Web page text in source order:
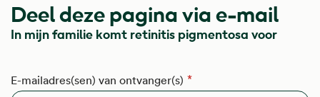
Deel deze pagina via e-mail
In mijn familie komt retinitis pigmentosa voor
E-mailadres(sen) van ontvanger(s)